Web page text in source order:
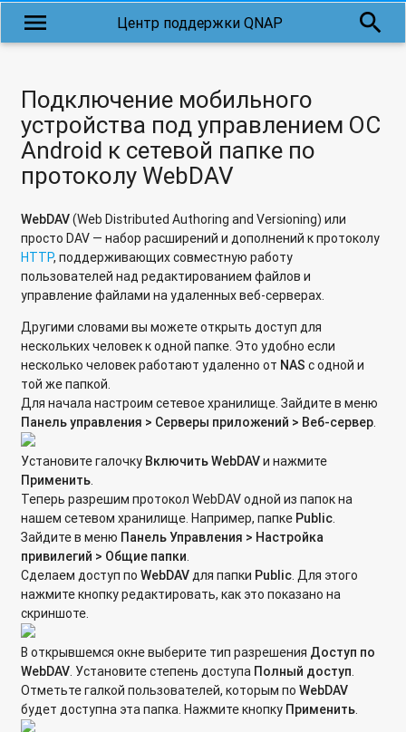
menu
сервера
Как обновить микропрограмму в сетевом накопителе
Как обновить микропрограмму во встроенной flash-памяти
накопителя?
Какое имя пользователя и пароль используются по
умолчанию в сетевом накопителе QNAP?
Как обновить микропрограмму через WinSCP?
Как в Virtualization Station изменить загрузочное
устройство?
Каким образом создать дополнительный жесткий диск для
гостевой ОС в Virtualization Station?
Использование Станции Виртуализации (Virtualization
Station) в сетевых накопителях QNAP
Использование сетевого хранилища QNAP в качестве UTM
Firewall
Как перенести физическую машину в виртуальную среду
для подключения к Virtualization Station, используя VMware
vCenter Converter?
Установка и настройка Container Station в сетевых
накопителях QNAP
Сообщение "The file system is not clean. It is suggested that
you go to run "Check File System" в системном журнале. Что
делать?
О чем сигнализируют звуковые сигналы и состояние
светодиодных индикаторов на сетевом накопителе?
Центр поддержки QNAP search
Подключение мобильного
устройства под управлением ОС
Android к сетевой папке по
протоколу WebDAV
WebDAV(Web Distributed Authoring and Versioning) или
просто DAV — набор расширений и дополнений к протоколу
HTTP, поддерживающих совместную работу
пользователей над редактированием файлов и
управление файлами на удаленных веб-серверах.
Другими словами вы можете открыть доступ для
нескольких человек к одной папке. Это удобно если
несколько человек работают удаленно от NAS с одной и
той же папкой.
Для начала настроим сетевое хранилище. Зайдите в меню
Панель управления > Серверы приложений > Веб-сервер.
Установите галочку ВключитьWebDAVи нажмите
Применить.
Теперь разрешим протокол WebDAV одной из папок на
нашем сетевом хранилище. Например, папке Public.
Зайдите в меню Панель Управления > Настройка
привилегий > Общие папки.
Сделаем доступ поWebDAVдля папки Public. Для этого
нажмите кнопку редактировать, как это показано на
скриншоте.
В открывшемся окне выберите тип разрешения Доступ по
WebDAV. Установите степень доступа Полный доступ.
Отметьте галкой пользователей, которым поWebDAV
будет доступна эта папка. Нажмите кнопку Применить.